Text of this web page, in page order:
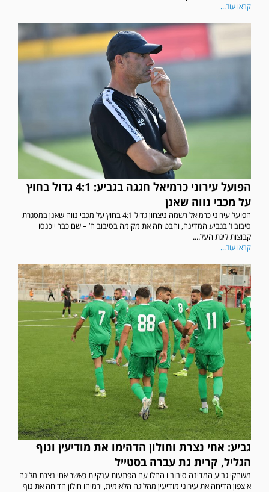
קראו עוד...
הפועל עירוני כרמיאל חגגה בגביע: 4:1 גדול בחוץ
על מכבי נווה שאנן
הפועל עירוני כרמיאל רשמה ניצחון גדול 4:1 בחוץ על מכבי נווה שאנן במסגרת
סיבוב ז’ בגביע המדינה, והבטיחה את מקומה בסיבוב ח’ – שם כבר ייכנסו
קבוצות ליגת העל....
קראו עוד...
גביע: אחי נצרת וחולון הדהימו את מודיעין ונוף
הגליל, קרית גת עברה בסטייל
משחקי גביע המדינה סיבוב ו החלו עם הפתעות ענקיות כאשר אחי נצרת מליגה
א צפון הדיחה את עירוני מודיעין מהליגה הלאומית, ירמיהו חולון הדיחה את נוף